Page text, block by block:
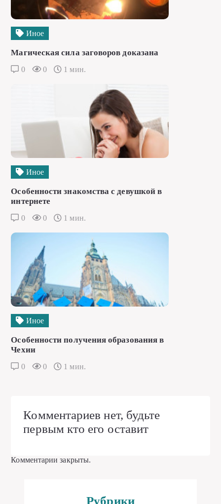
Иное
Магическая сила заговоров доказана
0 0 1 мин.
Иное
Особенности знакомства с девушкой в
интернете
0 0 1 мин.
Иное
Особенности получения образования в
Чехии
0 0 1 мин.
Комментариев нет, будьте
первым кто его оставит
Комментарии закрыты.
Рубрики